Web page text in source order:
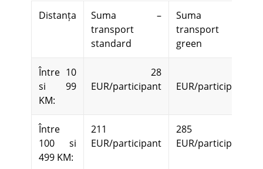
Distanța
Suma –
transport
standard
Suma –
transport
green
Între 10
si 99
KM:
28
EUR/participant
EUR/participant
Între
100 si
499 KM:
211
EUR/participant
285
EUR/participant